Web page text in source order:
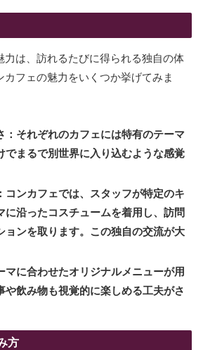
力は、訪れるたびに得られる独自の体
フェの魅力をいくつか挙げてみま
それぞれのカフェには特有のテーマ
でまるで別世界に入り込むような感覚
コンカフェでは、スタッフが特定のキ
に沿ったコスチュームを着用し、訪問
ョンを取ります。この独自の交流が大
マに合わせたオリジナルメニューが用
や飲み物も視覚的に楽しめる工夫がさ
方